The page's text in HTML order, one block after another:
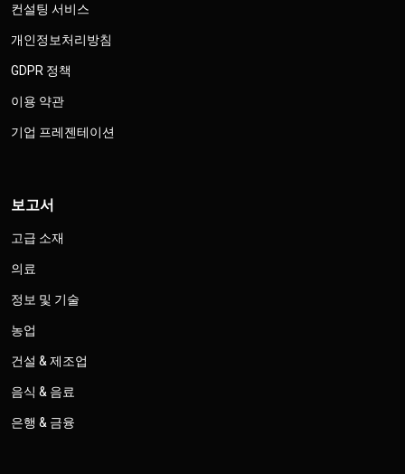
컨설팅 서비스
개인정보처리방침
GDPR 정책
이용 약관
기업 프레젠테이션
보고서
고급 소재
의료
정보 및 기술
농업
건설 & 제조업
음식 & 음료
은행 & 금융